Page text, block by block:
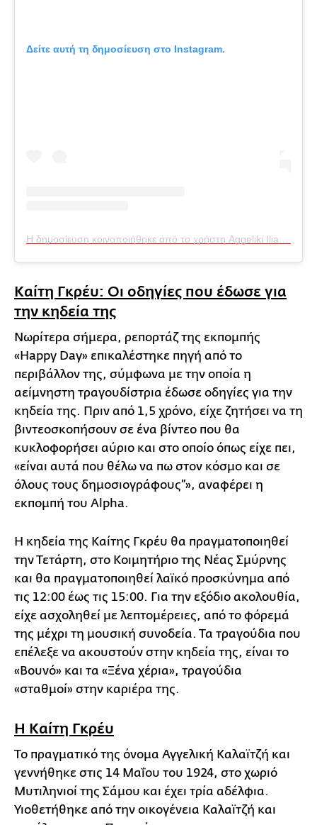
Δείτε αυτή τη δημοσίευση στο Instagram.
Η δημοσίευση κοινοποιήθηκε από το χρήστη Aggeliki Iliadi (@aggeliki.iliadi)
Καίτη Γκρέυ: Οι οδηγίες που έδωσε για
την κηδεία της
Νωρίτερα σήμερα, ρεπορτάζ της εκπομπής
«Happy Day» επικαλέστηκε πηγή από το
περιβάλλον της, σύμφωνα με την οποία η
αείμνηστη τραγουδίστρια έδωσε οδηγίες για την
κηδεία της. Πριν από 1,5 χρόνο, είχε ζητήσει να τη
βιντεοσκοπήσουν σε ένα βίντεο που θα
κυκλοφορήσει αύριο και στο οποίο όπως είχε πει,
«είναι αυτά που θέλω να πω στον κόσμο και σε
όλους τους δημοσιογράφους”», αναφέρει η
εκπομπή του Alpha.
Η κηδεία της Καίτης Γκρέυ θα πραγματοποιηθεί
την Τετάρτη, στο Κοιμητήριο της Νέας Σμύρνης
και θα πραγματοποιηθεί λαϊκό προσκύνημα από
τις 12:00 έως τις 15:00. Για την εξόδιο ακολουθία,
είχε ασχοληθεί με λεπτομέρειες, από το φόρεμά
της μέχρι τη μουσική συνοδεία. Τα τραγούδια που
επέλεξε να ακουστούν στην κηδεία της, είναι το
«Βουνό» και τα «Ξένα χέρια», τραγούδια
«σταθμοί» στην καριέρα της.
Η Καίτη Γκρέυ
Το πραγματικό της όνομα Αγγελική Καλαϊτζή και
γεννήθηκε στις 14 Μαΐου του 1924, στο χωριό
Μυτιληνιοί της Σάμου και έχει τρία αδέλφια.
Υιοθετήθηκε από την οικογένεια Καλαϊτζή και